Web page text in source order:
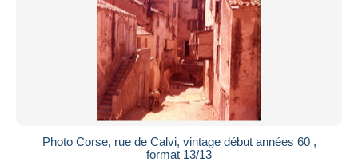
Photo Corse, rue de Calvi, vintage début années 60 ,
format 13/13